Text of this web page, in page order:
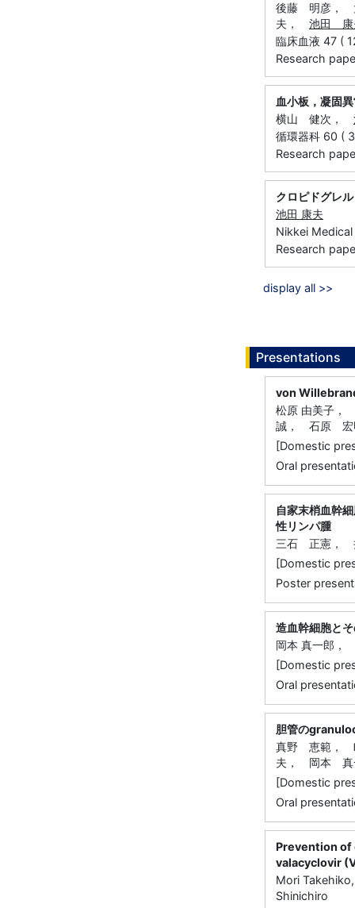
後藤 明彦，
夫， 池田 康
臨床血液 47 (
Research
血小板，凝固
横山 健次，
循環器科 60 (
Research
クロピドグレ
池田 康夫
Nikkei
Research
display all >>
Presentations
von
松原 由美子
誠， 石原 宏
[Domestic
Oral
自家末梢血幹
性リンパ腫
三石 正憲，
[Domestic
Poster
造血幹細胞と
岡本 真一郎
[Domestic
Oral
胆管の
真野 恵範，
夫， 岡本 真
[Domestic
Oral
Prevention of
valacyclovir
Mori
Shinichiro